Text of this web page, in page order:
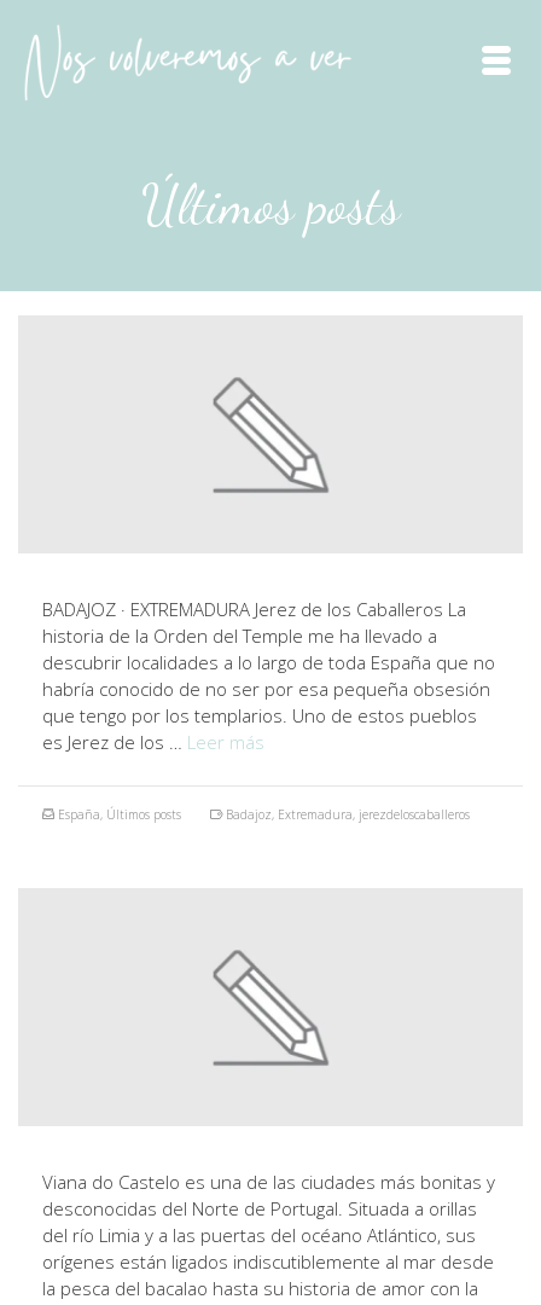
Últimos posts
BADAJOZ · EXTREMADURA Jerez de los Caballeros La
historia de la Orden del Temple me ha llevado a
descubrir localidades a lo largo de toda España que no
habría conocido de no ser por esa pequeña obsesión
que tengo por los templarios. Uno de estos pueblos
es Jerez de los … Leer más
España, Últimos posts Badajoz, Extremadura, jerezdeloscaballeros
Viana do Castelo es una de las ciudades más bonitas y
desconocidas del Norte de Portugal. Situada a orillas
del río Limia y a las puertas del océano Atlántico, sus
orígenes están ligados indiscutiblemente al mar desde
la pesca del bacalao hasta su historia de amor con la